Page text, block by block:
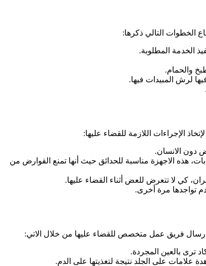
الخطوات التالي ذكرها:
الخدمة المطلوبة.
والحمام.
لرش المبيدات فيها.
الإجراءات اللازمة للقضاء عليها:
دون الانسان.
هذه الاجهزة مناسبة للحدائق حيث أنها تمنع القوارض من
كي لا تتعرض للعض أثناء القضاء عليها.
تواجدها مرة أخرى.
فريق عمل متخصص للقضاء عليها من خلال الاتي:
ترى بالعين المجردة.
علامات على الجلد نتيجة لتغذيتها على الدم.